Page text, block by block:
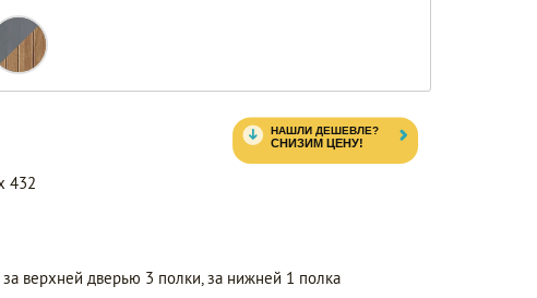
432
за верхней дверью 3 полки, за нижней 1 полка